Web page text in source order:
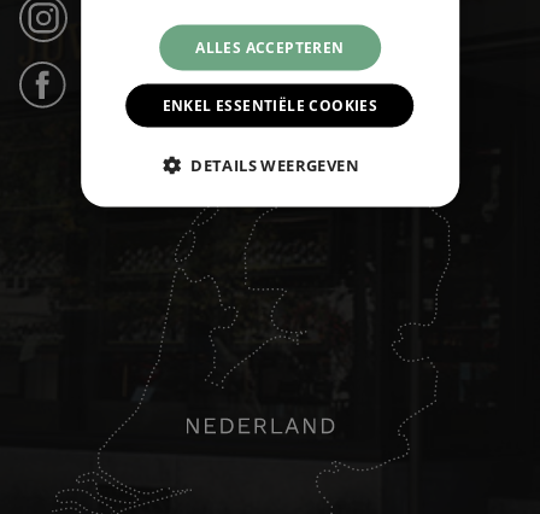
Facebook (31k likes) ›
ALLES ACCEPTEREN
ENKEL ESSENTIËLE COOKIES
DETAILS WEERGEVEN